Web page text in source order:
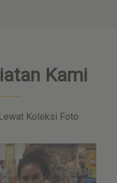
Kami
Koleksi Foto